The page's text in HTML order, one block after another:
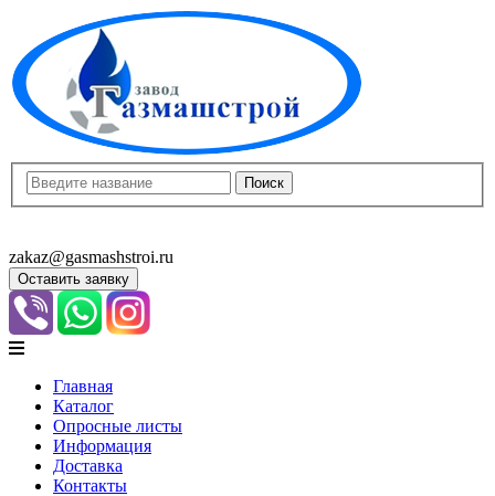
zakaz@gasmashstroi.ru
Оставить заявку
Главная
Каталог
Опросные листы
Информация
Доставка
Контакты